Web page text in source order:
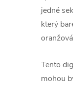
jedné
který
Tento
mohou